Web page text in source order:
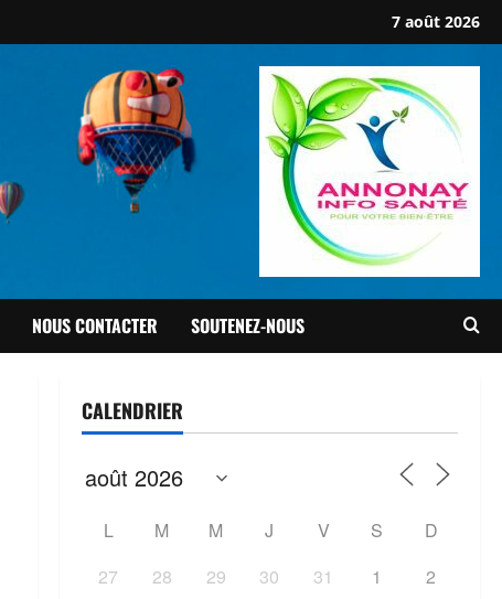
7 août 2026
NOUS CONTACTER SOUTENEZ-NOUS
CALENDRIER
L M M J V S
D
27
28 29 30 31 1 2